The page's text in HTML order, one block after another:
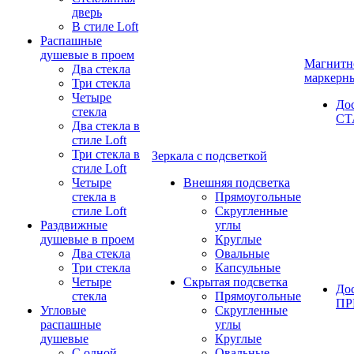
дверь
В стиле Loft
Распашные
душевые в проем
Два стекла
Три стекла
Четыре
стекла
Два стекла в
стиле Loft
Три стекла в
стиле Loft
Четыре
стекла в
стиле Loft
Раздвижные
душевые в проем
Два стекла
Три стекла
Четыре
стекла
Угловые
распашные
душевые
Зеркала с подсветкой
Внешняя подсветка
Прямоугольные
Скругленные
углы
Круглые
Овальные
Капсульные
Скрытая подсветка
Прямоугольные
Скругленные
углы
Круглые